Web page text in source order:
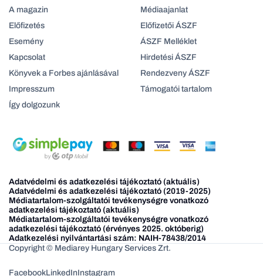
A magazin
Előfizetés
Esemény
Kapcsolat
Könyvek a Forbes ajánlásával
Impresszum
Így dolgozunk
Médiaajanlat
Előfizetői ÁSZF
ÁSZF Melléklet
Hirdetési ÁSZF
Rendezveny ÁSZF
Támogatói tartalom
Adatvédelmi és adatkezelési tájékoztató (aktuális)
Adatvédelmi és adatkezelési tájékoztató (2019-2025)
Médiatartalom-szolgáltatói tevékenységre vonatkozó
adatkezelési tájékoztató (aktuális)
Médiatartalom-szolgáltatói tevékenységre vonatkozó
adatkezelési tájékoztató (érvényes 2025. októberig)
Adatkezelési nyilvántartási szám: NAIH-78438/2014
Copyright © Mediarey Hungary Services Zrt.
FacebookLinkedInInstagram